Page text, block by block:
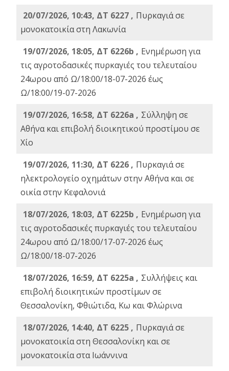
20/07/2026, 10:43, ΔΤ 6227 , Πυρκαγιά σε
μονοκατοικία στη Λακωνία
19/07/2026, 18:05, ΔΤ 6226b , Ενημέρωση για
τις αγροτοδασικές πυρκαγιές του τελευταίου
24ωρου από Ω/18:00/18-07-2026 έως
Ω/18:00/19-07-2026
19/07/2026, 16:58, ΔΤ 6226a , Σύλληψη σε
Αθήνα και επιβολή διοικητικού προστίμου σε
Χίο
19/07/2026, 11:30, ΔΤ 6226 , Πυρκαγιά σε
ηλεκτρολογείο οχημάτων στην Αθήνα και σε
οικία στην Κεφαλονιά
18/07/2026, 18:03, ΔΤ 6225b , Ενημέρωση για
τις αγροτοδασικές πυρκαγιές του τελευταίου
24ωρου από Ω/18:00/17-07-2026 έως
Ω/18:00/18-07-2026
18/07/2026, 16:59, ΔT 6225a , Συλλήψεις και
επιβολή διοικητικών προστίμων σε
Θεσσαλονίκη, Φθιώτιδα, Κω και Φλώρινα
18/07/2026, 14:40, ΔΤ 6225 , Πυρκαγιά σε
μονοκατοικία στη Θεσσαλονίκη και σε
μονοκατοικία στα Ιωάννινα